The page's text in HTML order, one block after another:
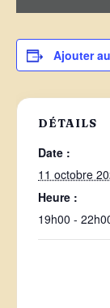
Ajouter
DÉTAILS
Date :
11 octobre
Heure :
19h00 -